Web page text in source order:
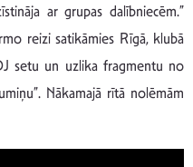
ar grupas dalībniecēm.”
reizi satikāmies Rīgā, klubā
setu un uzlika fragmentu no
Nākamajā rītā nolēmām